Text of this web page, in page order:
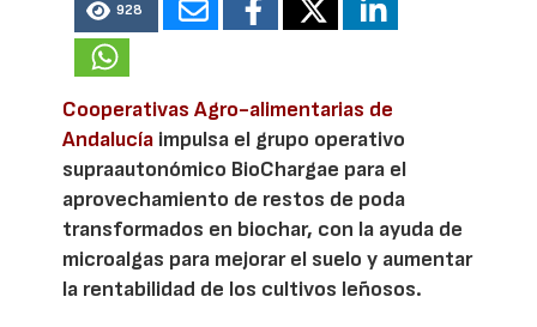
928
Cooperativas Agro-alimentarias de
Andalucía impulsa el grupo operativo
supraautonómico BioChargae para el
aprovechamiento de restos de poda
transformados en biochar, con la ayuda de
microalgas para mejorar el suelo y aumentar
la rentabilidad de los cultivos leñosos.